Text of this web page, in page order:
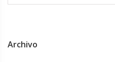
Archivo